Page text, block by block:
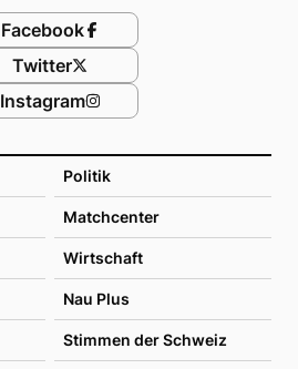
Politik
Matchcenter
Wirtschaft
Nau Plus
Stimmen der Schweiz
Facebook
Twitter
Instagram